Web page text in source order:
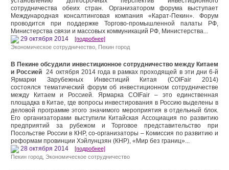
сотрудничества обеих стран. Организатором форума выступает
Международная консалтинговая компания «Карат-Пекин». Форум
проводится при поддержке Торгово-промышленной палаты РФ,
Министерства связи и массовых коммуникаций РФ, Министерства...
29 октября 2014 [подробнее]
Экономическое сотрудничество Пекин город
В Пекине обсудили инвестиционное сотрудничество между Китаем
и Россией 24 октября 2014 года в рамках проходящей в эти дни 6-й
Ярмарки Зарубежных Инвестиций Китая (COIFair 2014)
состоялся тематический форум об инвестиционном сотрудничестве
между Китаем и Россией. Ярмарка COIFair – это единственная
площадка в Китае, где вопросы инвестирования в Россию выделены в
деловой программе этого значимого мероприятия в отдельный блок.
Его организаторами выступили Китайская Ассоциация по развитию
предприятий за рубежом и Торговое представительство при
Посольстве России в КНР, со-организаторы – Комиссия по развитию и
реформам провинции Хэйлунцзян (КНР), «Мир без границ»...
28 октября 2014 [подробнее]
Пекин город Экономическое сотрудничество